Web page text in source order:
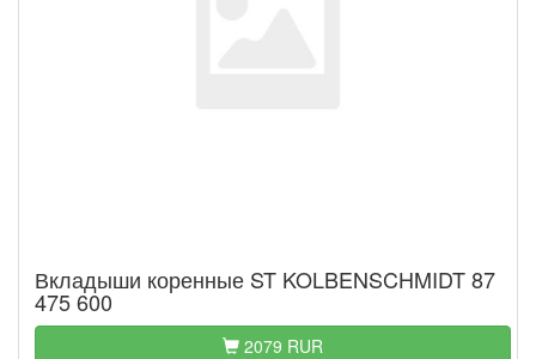
Вкладыши коренные ST KOLBENSCHMIDT 87
475 600
2079 RUR